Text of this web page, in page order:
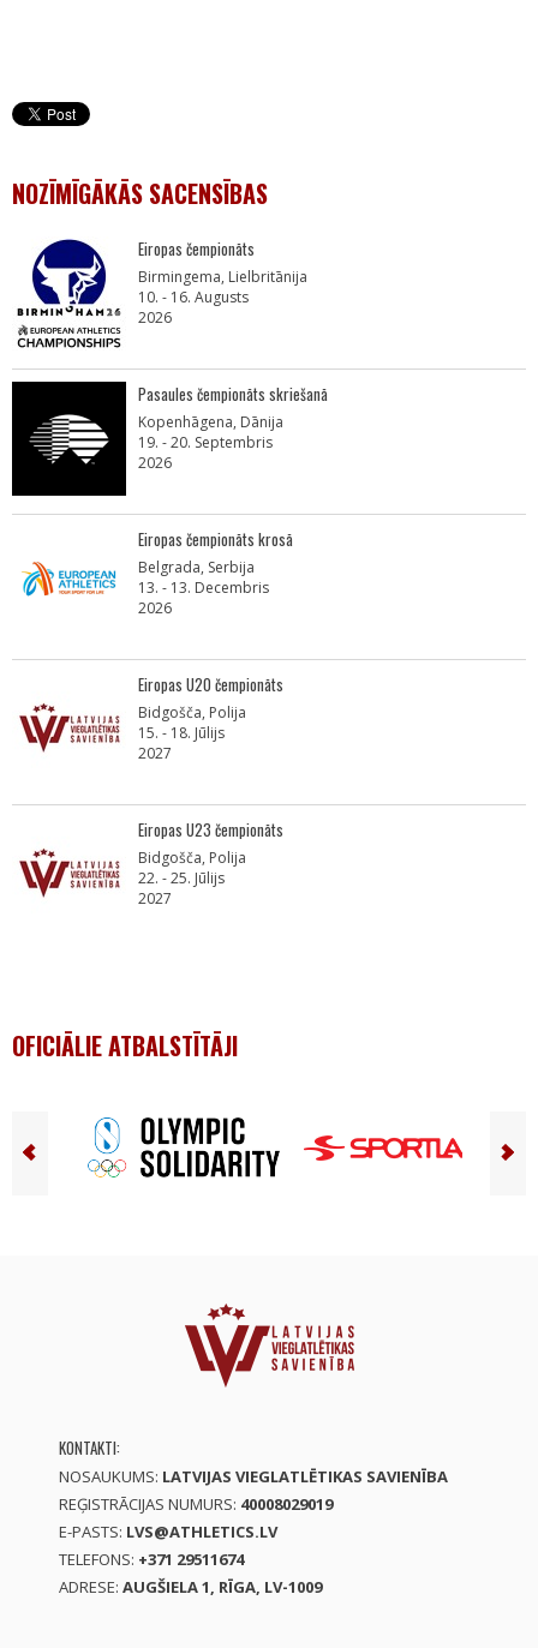
NOZĪMĪGĀKĀS SACENSĪBAS
Eiropas čempionāts
Birmingema, Lielbritānija
10. - 16. Augusts
2026
Pasaules čempionāts skriešanā
Kopenhāgena, Dānija
19. - 20. Septembris
2026
Eiropas čempionāts krosā
Belgrada, Serbija
13. - 13. Decembris
2026
Eiropas U20 čempionāts
Bidgošča, Polija
15. - 18. Jūlijs
2027
Eiropas U23 čempionāts
Bidgošča, Polija
22. - 25. Jūlijs
2027
OFICIĀLIE ATBALSTĪTĀJI
KONTAKTI:
NOSAUKUMS: LATVIJAS VIEGLATLĒTIKAS SAVIENĪBA
REĢISTRĀCIJAS NUMURS: 40008029019
E-PASTS: LVS@ATHLETICS.LV
TELEFONS: +371 29511674
ADRESE: AUGŠIELA 1, RĪGA, LV-1009